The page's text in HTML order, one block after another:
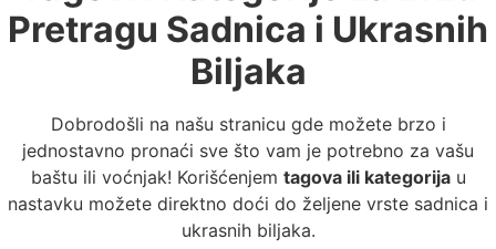
Pretragu Sadnica i Ukrasnih
Biljaka
Dobrodošli na našu stranicu gde možete brzo i
jednostavno pronaći sve što vam je potrebno za vašu
baštu ili voćnjak! Korišćenjem tagova ili kategorijau
nastavku možete direktno doći do željene vrste sadnica i
ukrasnih biljaka.